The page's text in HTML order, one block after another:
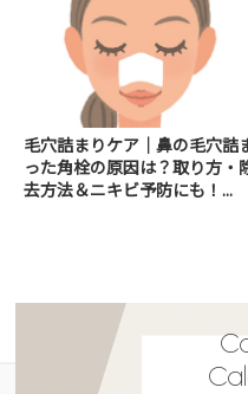
毛穴詰まりケア｜鼻の毛穴詰
った角栓の原因は？取り方・
去方法＆ニキビ予防にも！...